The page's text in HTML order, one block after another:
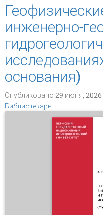
инженерно-
основания)
Опубликовано 29 июня, 2026
Библиотекарь